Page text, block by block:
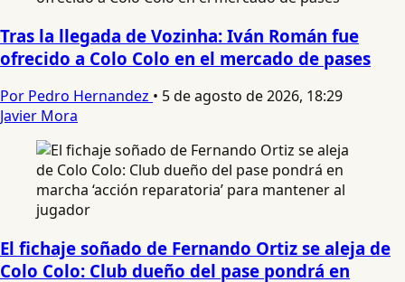
Tras la llegada de Vozinha: Iván Román fue
ofrecido a Colo Colo en el mercado de pases
Por Pedro Hernandez • 5 de agosto de 2026, 18:29
Javier Mora
El fichaje soñado de Fernando Ortiz se aleja de
Colo Colo: Club dueño del pase pondrá en